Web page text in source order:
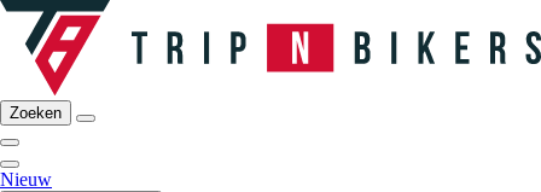
Zoeken
Nieuw